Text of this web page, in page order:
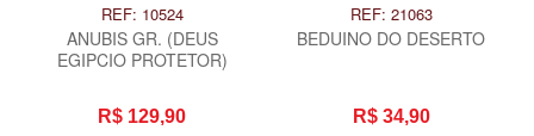
REF: 10524
ANUBIS GR. (DEUS
EGIPCIO PROTETOR)
R$ 129,90
REF: 21063
BEDUINO DO DESERTO
R$ 34,90